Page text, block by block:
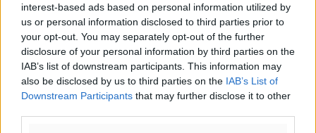
interest-based ads based on personal information utilized by
us or personal information disclosed to third parties prior to
your opt-out. You may separately opt-out of the further
disclosure of your personal information by third parties on the
IAB’s list of downstream participants. This information may
also be disclosed by us to third parties on the IAB’s List of
Downstream Participants that may further disclose it to other